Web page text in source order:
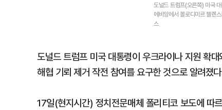
도널드 트럼프(오른쪽) 미국
에비앙에서 볼로디미르 젤렌
스
도널드 트럼프 미국 대통령이 우크라이나 지원 확
해협 기뢰 제거 작전 참여를 요구한 것으로 알려졌
17일(현지시간) 정치전문매체 폴리티코 보도에 따